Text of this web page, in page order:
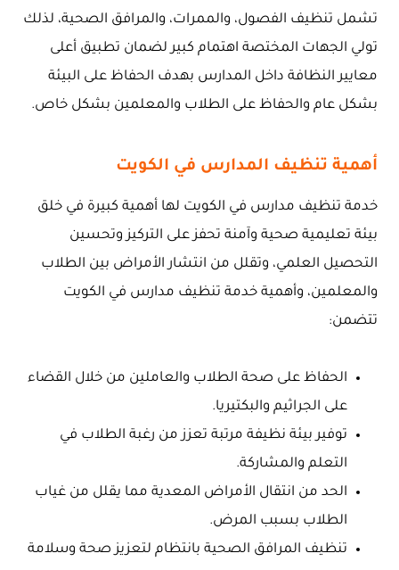
تشمل تنظيف الفصول، والممرات، والمرافق الصحية، لذلك
تولي الجهات المختصة اهتمام كبير لضمان تطبيق أعلى
معايير النظافة داخل المدارس بهدف الحفاظ على البيئة
بشكل عام والحفاظ على الطلاب والمعلمين بشكل خاص.
أهمية تنظيف المدارس في الكويت
خدمة تنظيف مدارس في الكويت لها أهمية كبيرة في خلق
بيئة تعليمية صحية وآمنة تحفز على التركيز وتحسين
التحصيل العلمي، وتقلل من انتشار الأمراض بين الطلاب
والمعلمين، وأهمية خدمة تنظيف مدارس في الكويت
تتضمن:
الحفاظ على صحة الطلاب والعاملين من خلال القضاء
على الجراثيم والبكتيريا.
توفير بيئة نظيفة مرتبة تعزز من رغبة الطلاب في
التعلم والمشاركة.
الحد من انتقال الأمراض المعدية مما يقلل من غياب
الطلاب بسبب المرض.
تنظيف المرافق الصحية بانتظام لتعزيز صحة وسلامة